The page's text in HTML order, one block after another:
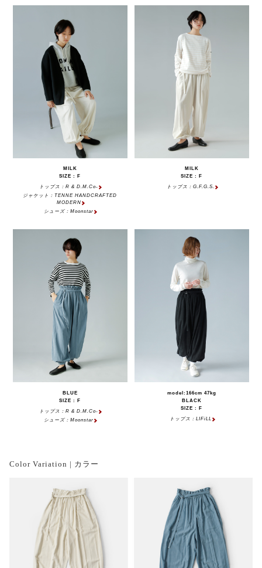
MILK
SIZE : F
トップス：R & D.M.Co-
ジャケット：TENNE HANDCRAFTED
MODERN
シューズ：Moonstar
MILK
SIZE : F
トップス：G.F.G.S.
BLUE
SIZE : F
トップス：R & D.M.Co-
シューズ：Moonstar
model:166cm 47kg
BLACK
SIZE : F
トップス：LIFiLL
Color Variation | カラー